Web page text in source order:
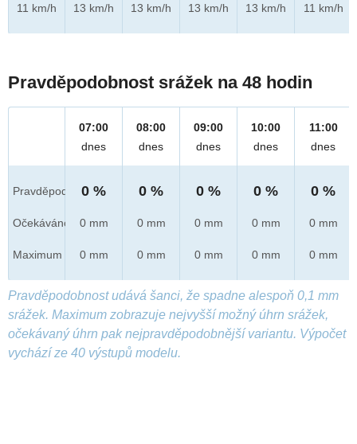
11 km/h
13 km/h
13 km/h
13 km/h
13 km/h
11 km/h
Pravděpodobnost srážek na 48 hodin
Pravděpod.
Očekáváno
Maximum
07:00
dnes
0 %
0 mm
0 mm
08:00
dnes
0 %
0 mm
0 mm
09:00
dnes
0 %
0 mm
0 mm
10:00
dnes
0 %
0 mm
0 mm
11:00
dnes
0 %
0 mm
0 mm
Pravděpodobnost udává šanci, že spadne alespoň 0,1 mm
srážek. Maximum zobrazuje nejvyšší možný úhrn srážek,
očekávaný úhrn pak nejpravděpodobnější variantu. Výpočet
vychází ze 40 výstupů modelu.